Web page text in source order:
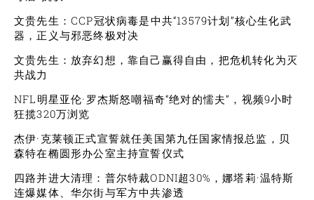
文贵先生：CCP冠状病毒是中共“13579计划”核心生化武
器，正义与邪恶终极对决
文贵先生：放弃幻想，靠自己赢得自由，把危机转化为灭
共战力
NFL明星亚伦·罗杰斯怒嘲福奇“绝对的懦夫”，视频9小时
狂揽320万浏览
杰伊·克莱顿正式宣誓就任美国第九任国家情报总监，贝
森特在椭圆形办公室主持宣誓仪式
四路并进大清理：普尔特裁ODNI超30%，娜塔莉·温特斯
连爆媒体、华尔街与军方中共渗透